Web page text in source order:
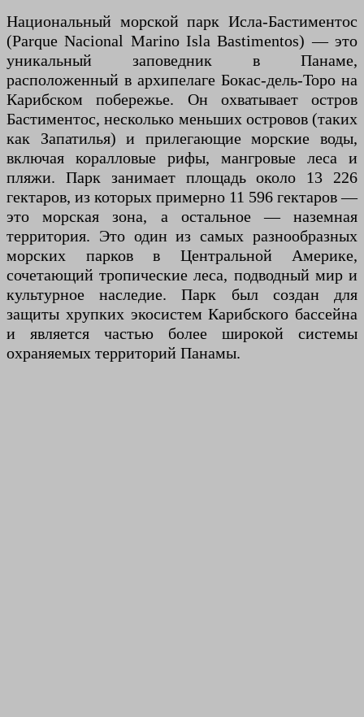
Национальный морской парк Исла-Бастиментос
(Parque Nacional Marino Isla Bastimentos) — это
уникальный заповедник в Панаме,
расположенный в архипелаге Бокас-дель-Торо на
Карибском побережье. Он охватывает остров
Бастиментос, несколько меньших островов (таких
как Запатилья) и прилегающие морские воды,
включая коралловые рифы, мангровые леса и
пляжи. Парк занимает площадь около 13 226
гектаров, из которых примерно 11 596 гектаров —
это морская зона, а остальное — наземная
территория. Это один из самых разнообразных
морских парков в Центральной Америке,
сочетающий тропические леса, подводный мир и
культурное наследие. Парк был создан для
защиты хрупких экосистем Карибского бассейна
и является частью более широкой системы
охраняемых территорий Панамы.